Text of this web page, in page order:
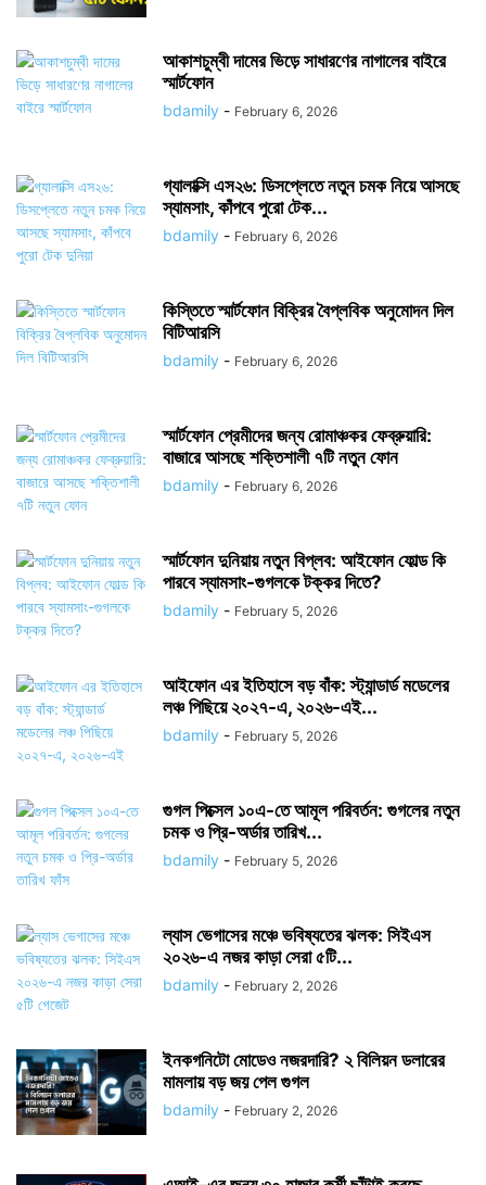
আকাশচুম্বী দামের ভিড়ে সাধারণের নাগালের বাইরে
স্মার্টফোন
bdamily - February 6, 2026
গ্যালাক্সি এস২৬: ডিসপ্লেতে নতুন চমক নিয়ে আসছে
স্যামসাং, কাঁপবে পুরো টেক...
bdamily - February 6, 2026
কিস্তিতে স্মার্টফোন বিক্রির বৈপ্লবিক অনুমোদন দিল
বিটিআরসি
bdamily - February 6, 2026
স্মার্টফোন প্রেমীদের জন্য রোমাঞ্চকর ফেব্রুয়ারি:
বাজারে আসছে শক্তিশালী ৭টি নতুন ফোন
bdamily - February 6, 2026
স্মার্টফোন দুনিয়ায় নতুন বিপ্লব: আইফোন ফোল্ড কি
পারবে স্যামসাং-গুগলকে টক্কর দিতে?
bdamily - February 5, 2026
আইফোন এর ইতিহাসে বড় বাঁক: স্ট্যান্ডার্ড মডেলের
লঞ্চ পিছিয়ে ২০২৭-এ, ২০২৬-এই...
bdamily - February 5, 2026
গুগল পিক্সেল ১০এ-তে আমূল পরিবর্তন: গুগলের নতুন
চমক ও প্রি-অর্ডার তারিখ...
bdamily - February 5, 2026
ল্যাস ভেগাসের মঞ্চে ভবিষ্যতের ঝলক: সিইএস
২০২৬-এ নজর কাড়া সেরা ৫টি...
bdamily - February 2, 2026
ইনকগনিটো মোডেও নজরদারি? ২ বিলিয়ন ডলারের
মামলায় বড় জয় পেল গুগল
bdamily - February 2, 2026